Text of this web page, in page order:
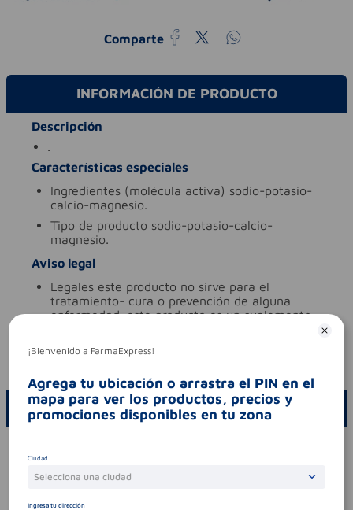
Comparte
INFORMACIÓN DE PRODUCTO
Descripción
.
Características especiales
ingredientes (molécula activa) sodio-potasio-
calcio-magnesio.
tipo de producto sodio-potasio-calcio-
magnesio.
Aviso legal
legales este producto no sirve para el
tratamiento- cura o prevención de alguna
enfermedad. este producto es un suplemento
ESCRIBE UN COMENTARIO
Sin comentarios.
¡Bienvenido a FarmaExpress!
Agrega tu ubicación o arrastra el PIN en el
mapa para ver los productos, precios y
promociones disponibles en tu zona
Ciudad
Selecciona una ciudad
Ingresa tu dirección